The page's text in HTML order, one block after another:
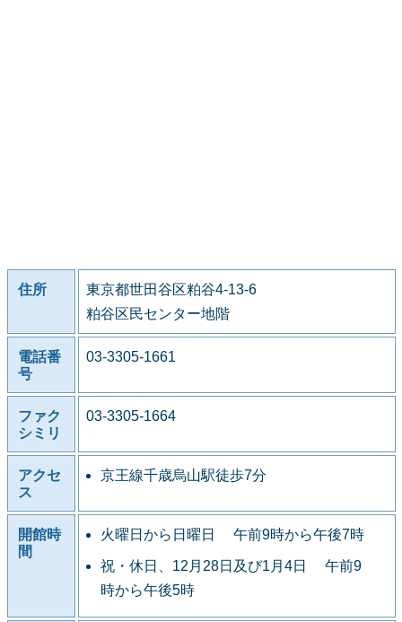
住所
東京都世田谷区粕谷4-13-6
粕谷区民センター地階
電話番
号
03-3305-1661
ファク
シミリ
03-3305-1664
アクセ
ス
京王線千歳烏山駅徒歩7分
開館時
間
火曜日から日曜日 午前9時から午後7時
祝・休日、12月28日及び1月4日 午前9
時から午後5時